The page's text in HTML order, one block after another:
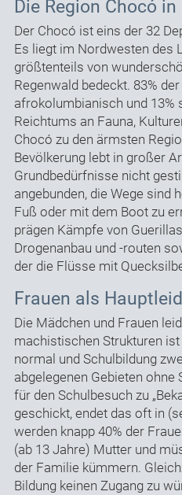
Die Region Chocó
Der Chocó ist eins der 32
Es liegt im Nordwesten des
größtenteils von
Regenwald bedeckt. 83%
afrokolumbianisch und 13%
Reichtums an Fauna,
Chocó zu den ärmsten
Bevölkerung lebt in großer
Grundbedürfnisse nicht
angebunden, die Wege sind
Fuß oder mit dem Boot zu
prägen Kämpfe von
Drogenanbau und -routen
der die Flüsse mit
Frauen als
Die Mädchen und Frauen
machistischen Strukturen
normal und Schulbildung
abgelegenen Gebieten ohne
für den Schulbesuch zu
geschickt, endet das oft in
werden knapp 40% der
(ab 13 Jahre) Mutter und
der Familie kümmern.
Bildung keinen Zugang zu